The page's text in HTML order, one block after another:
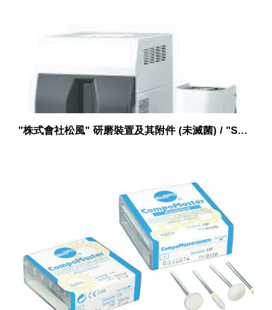
"株式會社松風" 研磨裝置及其附件 (未滅菌) / "SHOFU INC." Abrasive device and accessories (